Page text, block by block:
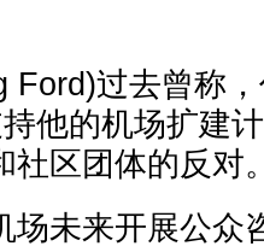
Ford)过去曾称
他的机场扩建
社区团体的反对
场未来开展公众